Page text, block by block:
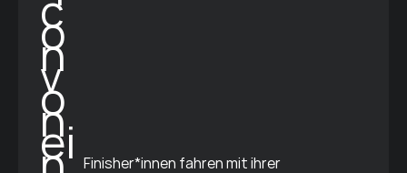
Finisher*innen fahren mit ihrer